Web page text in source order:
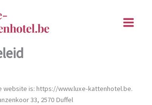
website is: https://www.luxe-kattenhotel.be.
33, 2570 Duffel